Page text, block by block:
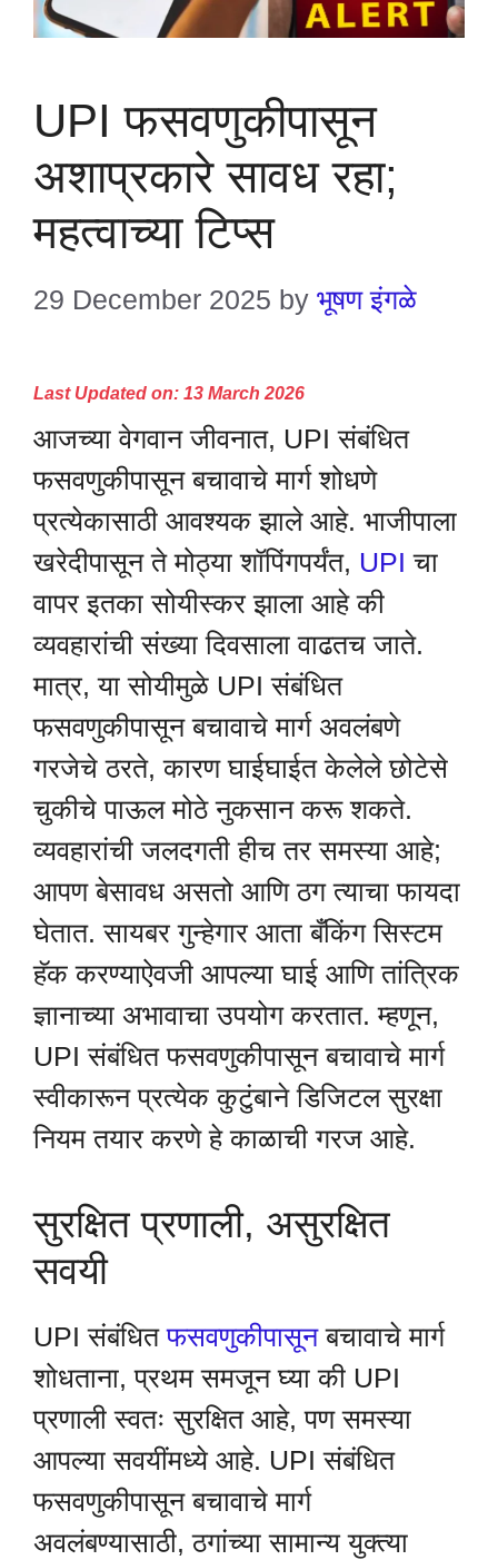
UPI फसवणुकीपासून
अशाप्रकारे सावध रहा;
महत्वाच्या टिप्स
29 December 2025 by भूषण इंगळे
Last Updated on: 13 March 2026
आजच्या वेगवान जीवनात, UPI संबंधित
फसवणुकीपासून बचावाचे मार्ग शोधणे
प्रत्येकासाठी आवश्यक झाले आहे. भाजीपाला
खरेदीपासून ते मोठ्या शॉपिंगपर्यंत, UPI चा
वापर इतका सोयीस्कर झाला आहे की
व्यवहारांची संख्या दिवसाला वाढतच जाते.
मात्र, या सोयीमुळे UPI संबंधित
फसवणुकीपासून बचावाचे मार्ग अवलंबणे
गरजेचे ठरते, कारण घाईघाईत केलेले छोटेसे
चुकीचे पाऊल मोठे नुकसान करू शकते.
व्यवहारांची जलदगती हीच तर समस्या आहे;
आपण बेसावध असतो आणि ठग त्याचा फायदा
घेतात. सायबर गुन्हेगार आता बँकिंग सिस्टम
हॅक करण्याऐवजी आपल्या घाई आणि तांत्रिक
ज्ञानाच्या अभावाचा उपयोग करतात. म्हणून,
UPI संबंधित फसवणुकीपासून बचावाचे मार्ग
स्वीकारून प्रत्येक कुटुंबाने डिजिटल सुरक्षा
नियम तयार करणे हे काळाची गरज आहे.
सुरक्षित प्रणाली, असुरक्षित
सवयी
UPI संबंधितफसवणुकीपासूनबचावाचे मार्ग
शोधताना, प्रथम समजून घ्या की UPI
प्रणाली स्वतः सुरक्षित आहे, पण समस्या
आपल्या सवयींमध्ये आहे. UPI संबंधित
फसवणुकीपासून बचावाचे मार्ग
अवलंबण्यासाठी, ठगांच्या सामान्य युक्त्या